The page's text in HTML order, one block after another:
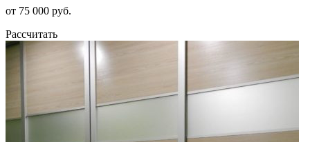
от 75 000 руб.
Рассчитать